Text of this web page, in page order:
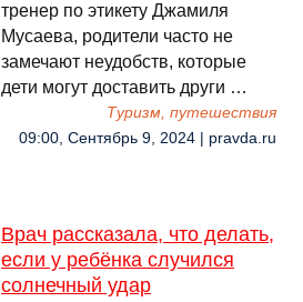
тренер по этикету Джамиля
Мусаева, родители часто не
замечают неудобств, которые
дети могут доставить други …
Туризм, путешествия
09:00, Сентябрь 9, 2024 | pravda.ru
Врач рассказала, что делать,
если у ребёнка случился
солнечный удар